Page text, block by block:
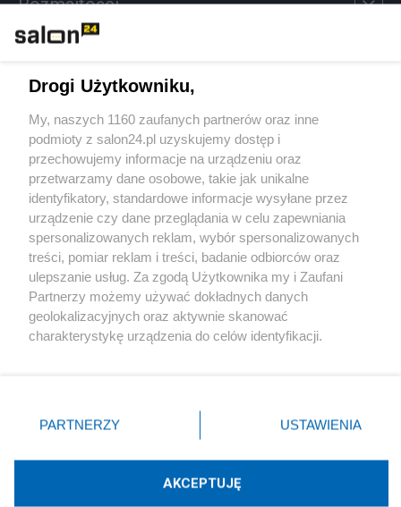
Sport
Społeczeństwo
Kultura
X Facebook Instagram Youtube
Drogi Użytkowniku,
My, naszych 1160 zaufanych partnerów oraz inne
podmioty z salon24.pl uzyskujemy dostęp i
przechowujemy informacje na urządzeniu oraz
przetwarzamy dane osobowe, takie jak unikalne
identyfikatory, standardowe informacje wysyłane przez
urządzenie czy dane przeglądania w celu zapewniania
spersonalizowanych reklam, wybór spersonalizowanych
treści, pomiar reklam i treści, badanie odbiorców oraz
ulepszanie usług. Za zgodą Użytkownika my i Zaufani
Partnerzy możemy używać dokładnych danych
geolokalizacyjnych oraz aktywnie skanować
charakterystykę urządzenia do celów identyfikacji.
zmienić/wycofać klikając przycisk ustawień prywatności
znajdujący się w lewym dolnym rogu strony
rodzaje przetwarzania danych nie wymagają zgody
użytkownika, ale masz prawo sprzeciwić się takiemu
przetwarzaniu. Preferencje będą miały zastosowania tylko
PARTNERZY USTAWIENIA
AKCEPTUJĘ